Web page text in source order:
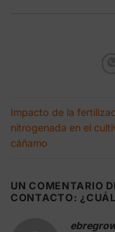
Impacto de la
nitrogenada en el
cáñamo
UN COMENTARIO
CONTACTO: